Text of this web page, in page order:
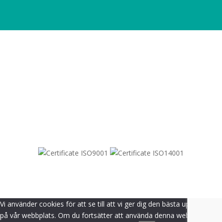
Vi använder cookies för att se till att vi ger dig den bästa upplevelsen
på vår webbplats. Om du fortsätter att använda denna webbplats